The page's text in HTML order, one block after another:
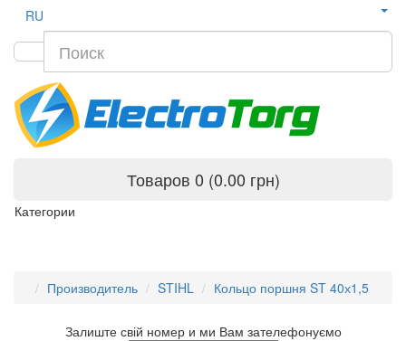
RU
Товаров 0 (0.00 грн)
Категории
Производитель STIHL Кольцо поршня ST 40х1,5
Залиште свій номер и ми Вам зателефонуємо